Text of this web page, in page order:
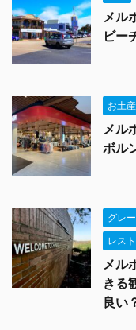
メル
ビー
お土産
メル
ボル
グレ
レス
メル
きる
良い